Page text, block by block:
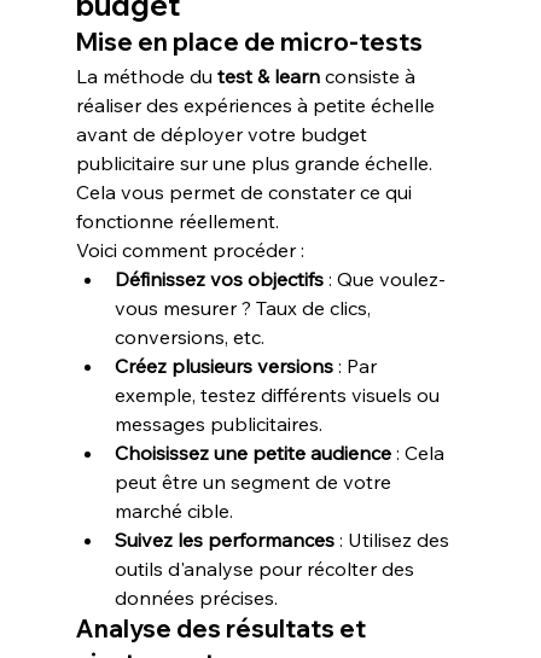
Mise en place de micro-tests
La méthode du test & learn consiste à
réaliser des expériences à petite échelle
avant de déployer votre budget
publicitaire sur une plus grande échelle.
Cela vous permet de constater ce qui
fonctionne réellement.
Voici comment procéder :
Définissez vos objectifs : Que voulez-
vous mesurer ? Taux de clics,
conversions, etc.
Créez plusieurs versions : Par
exemple, testez différents visuels ou
messages publicitaires.
Choisissez une petite audience : Cela
peut être un segment de votre
marché cible.
Suivez les performances : Utilisez des
outils d'analyse pour récolter des
données précises.
Analyse des résultats et